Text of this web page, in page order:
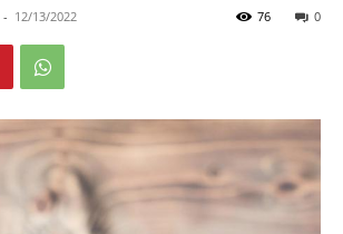
- 12/13/2022 0
76